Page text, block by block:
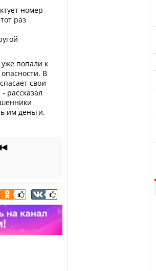
номер
раз
попали к
В
свои
рассказал
им деньги.